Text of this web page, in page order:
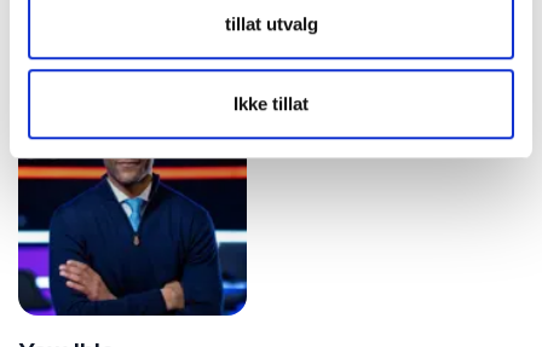
tillat utvalg
Ikke tillat
kommunikasjonsekspert og
kommunikasjon, medier, og
krisehåndtering.
Terje Svabø er en erfaren
journalist og
foredragsholder som gir
internasjonal politikk,
mediedekning og aktuelle
samfunnsspørsmål.